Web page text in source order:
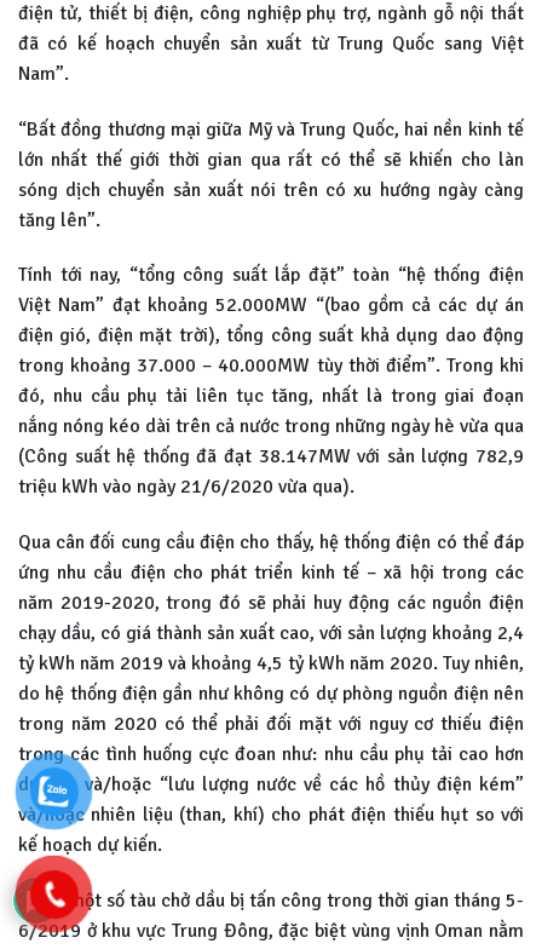
điện tử, thiết bị điện, công nghiệp phụ trợ, ngành gỗ nội thất
đã có kế hoạch chuyển sản xuất từ Trung Quốc sang Việt
Nam”.
“Bất đồng thương mại giữa Mỹ và Trung Quốc, hai nền kinh tế
lớn nhất thế giới thời gian qua rất có thể sẽ khiến cho làn
sóng dịch chuyển sản xuất nói trên có xu hướng ngày càng
tăng lên”.
Tính tới nay, “tổng công suất lắp đặt” toàn “hệ thống điện
Việt Nam” đạt khoảng 52.000MW “(bao gồm cả các dự án
điện gió, điện mặt trời), tổng công suất khả dụng dao động
trong khoảng 37.000 – 40.000MW tùy thời điểm”. Trong khi
đó, nhu cầu phụ tải liên tục tăng, nhất là trong giai đoạn
nắng nóng kéo dài trên cả nước trong những ngày hè vừa qua
(Công suất hệ thống đã đạt 38.147MW với sản lượng 782,9
triệu kWh vào ngày 21/6/2020 vừa qua).
Qua cân đối cung cầu điện cho thấy, hệ thống điện có thể đáp
ứng nhu cầu điện cho phát triển kinh tế – xã hội trong các
năm 2019-2020, trong đó sẽ phải huy động các nguồn điện
chạy dầu, có giá thành sản xuất cao, với sản lượng khoảng 2,4
tỷ kWh năm 2019 và khoảng 4,5 tỷ kWh năm 2020. Tuy nhiên,
do hệ thống điện gần như không có dự phòng nguồn điện nên
trong năm 2020 có thể phải đối mặt với nguy cơ thiếu điện
trong các tình huống cực đoan như: nhu cầu phụ tải cao hơn
dự báo và/hoặc “lưu lượng nước về các hồ thủy điện kém”
và/hoặc nhiên liệu (than, khí) cho phát điện thiếu hụt so với
kế hoạch dự kiến.
Sự cố một số tàu chở dầu bị tấn công trong thời gian tháng 5-
6/2019 ở khu vực Trung Đông, đặc biệt vùng vịnh Oman nằm